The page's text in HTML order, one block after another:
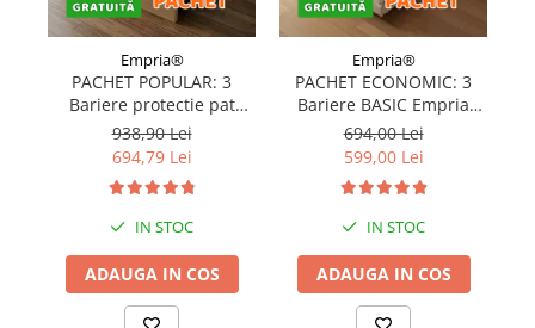
Jucarii dentitie
Jocuri educative
Jucarii bebelusi
Covorase ortopedice senzoriale
Cuburi magnetice JollyHeap®
Stickere decorative
Covorase de joaca
Empria®
PACHET POPULAR: 3
Bariere protectie pat
copii, SELECT, 160x200
cm
938,90 Lei
694,79 Lei
IN STOC
ADAUGA IN COS
Empria®
PACHET ECONOMIC: 3
Bariere BASIC Empria
protectie pat 160X200 cm
+ bara stabilizatoare
694,00 Lei
599,00 Lei
IN STOC
ADAUGA IN COS